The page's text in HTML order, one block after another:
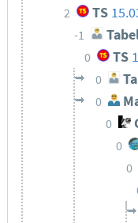
2 TS
-1
0 TS
0
0
0
0
0